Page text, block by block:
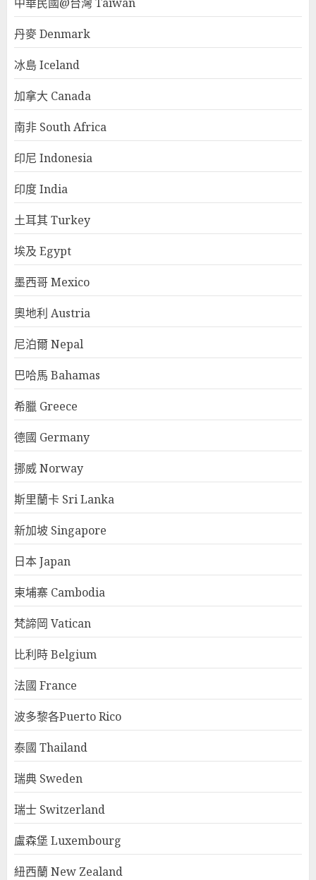
丹麥 Denmark
冰島 Iceland
加拿大 Canada
南非 South Africa
印尼 Indonesia
印度 India
土耳其 Turkey
埃及 Egypt
墨西哥 Mexico
奧地利 Austria
尼泊爾 Nepal
巴哈馬 Bahamas
希臘 Greece
德國 Germany
挪威 Norway
斯里蘭卡 Sri Lanka
新加坡 Singapore
日本 Japan
柬埔寨 Cambodia
梵諦岡 Vatican
比利時 Belgium
法國 France
波多黎各Puerto Rico
泰國 Thailand
瑞典 Sweden
瑞士 Switzerland
盧森堡 Luxembourg
紐西蘭 New Zealand